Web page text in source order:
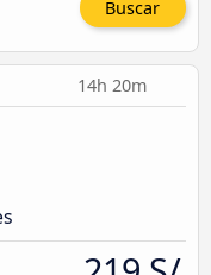
Buscar
14h 20m